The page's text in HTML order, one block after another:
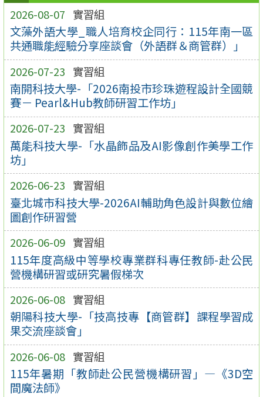
2026-08-07 實習組
文藻外語大學_職人培育校企同行：115年南一區
共通職能經驗分享座談會（外語群＆商管群）」
2026-07-23 實習組
南開科技大學-「2026南投市珍珠遊程設計全國競
賽－ Pearl&Hub教師研習工作坊」
2026-07-23 實習組
萬能科技大學-「水晶飾品及AI影像創作美學工作
坊」
2026-06-23 實習組
臺北城市科技大學-2026AI輔助角色設計與數位繪
圖創作研習營
2026-06-09 實習組
115年度高級中等學校專業群科專任教師-赴公民
營機構研習或研究暑假梯次
2026-06-08 實習組
朝陽科技大學-「技高技專【商管群】課程學習成
果交流座談會」
2026-06-08 實習組
115年暑期「教師赴公民營機構研習」—《3D空
間魔法師》